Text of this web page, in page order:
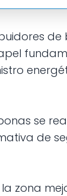
se
de
zona